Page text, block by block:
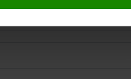
onze partners voor social